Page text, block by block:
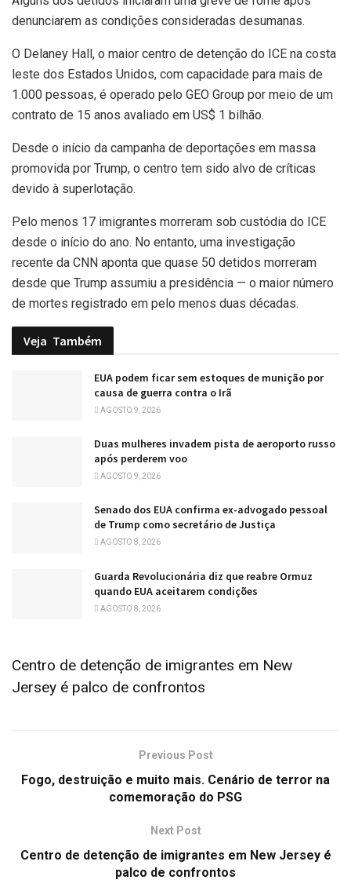
denunciarem as condições consideradas desumanas.
O Delaney Hall, o maior centro de detenção do ICE na costa
leste dos Estados Unidos, com capacidade para mais de
1.000 pessoas, é operado pelo GEO Group por meio de um
contrato de 15 anos avaliado em US$ 1 bilhão.
Desde o início da campanha de deportações em massa
promovida por Trump, o centro tem sido alvo de críticas
devido à superlotação.
Pelo menos 17 imigrantes morreram sob custódia do ICE
desde o início do ano. No entanto, uma investigação
recente da CNN aponta que quase 50 detidos morreram
desde que Trump assumiu a presidência — o maior número
de mortes registrado em pelo menos duas décadas.
Veja Também
EUA podem ficar sem estoques de munição por
causa de guerra contra o Irã
AGOSTO 9, 2026
Duas mulheres invadem pista de aeroporto russo
após perderem voo
AGOSTO 9, 2026
Senado dos EUA confirma ex-advogado pessoal
de Trump como secretário de Justiça
AGOSTO 8, 2026
Guarda Revolucionária diz que reabre Ormuz
quando EUA aceitarem condições
AGOSTO 8, 2026
Centro de detenção de imigrantes em New
Jersey é palco de confrontos
Previous Post
Fogo, destruição e muito mais. Cenário de terror na
comemoração do PSG
Next Post
Centro de detenção de imigrantes em New Jersey é
palco de confrontos